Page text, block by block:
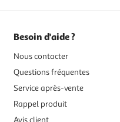
Besoin d'aide ?
Nous contacter
Questions fréquentes
Service après-vente
Rappel produit
Avis client